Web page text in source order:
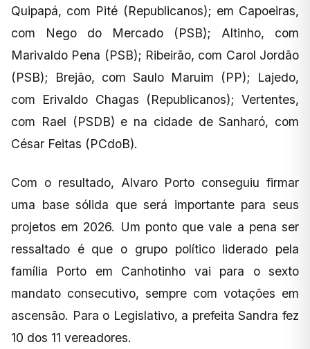
Quipapá, com Pité (Republicanos); em Capoeiras,
com Nego do Mercado (PSB); Altinho, com
Marivaldo Pena (PSB); Ribeirão, com Carol Jordão
(PSB); Brejão, com Saulo Maruim (PP); Lajedo,
com Erivaldo Chagas (Republicanos); Vertentes,
com Rael (PSDB) e na cidade de Sanharó, com
César Feitas (PCdoB).
Com o resultado, Alvaro Porto conseguiu firmar
uma base sólida que será importante para seus
projetos em 2026. Um ponto que vale a pena ser
ressaltado é que o grupo político liderado pela
família Porto em Canhotinho vai para o sexto
mandato consecutivo, sempre com votações em
ascensão. Para o Legislativo, a prefeita Sandra fez
10 dos 11 vereadores.